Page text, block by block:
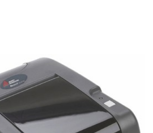
Etiquetas Avery-Dennison